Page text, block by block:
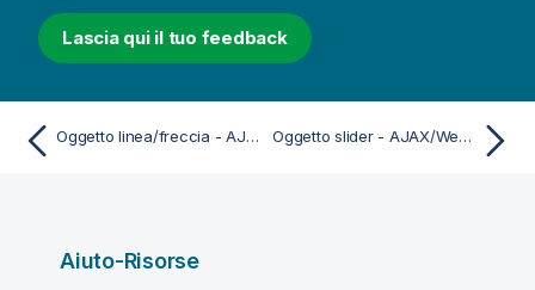
Lascia qui il tuo feedback
Oggetto linea/freccia - AJAX/Webview Oggetto slider - AJAX/Webview
Aiuto-Risorse